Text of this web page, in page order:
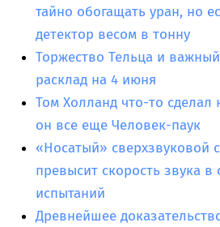
тайно обогащать уран, но
детектор весом в тонну
Торжество Тельца и
расклад на 4 июня
Том Холланд что-то сделал
он все еще Человек-паук
«Носатый» сверхзвуковой
превысит скорость звука
испытаний
Древнейшее